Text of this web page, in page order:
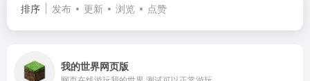
排序 发布 更新 浏览 点赞
我的世界网页版